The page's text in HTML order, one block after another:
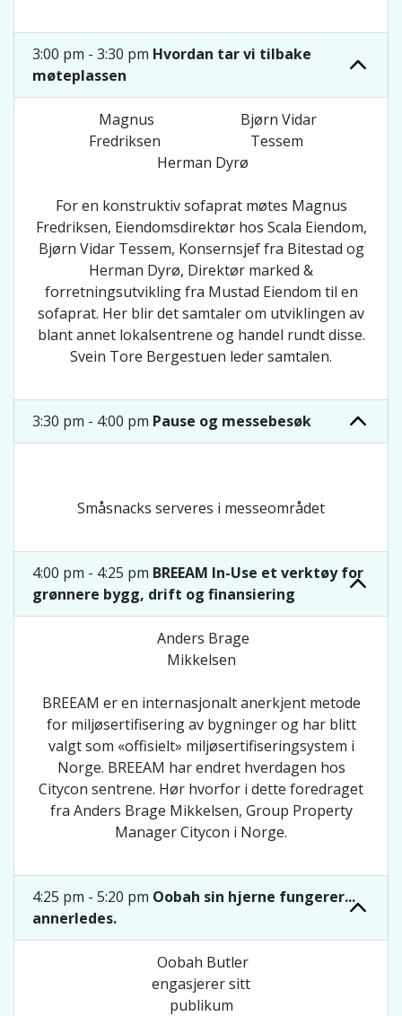
3:00 pm - 3:30 pm Hvordan tar vi tilbake
møteplassen
For en konstruktiv sofaprat møtes Magnus
Fredriksen, Eiendomsdirektør hos Scala Eiendom,
Bjørn Vidar Tessem, Konsernsjef fra Bitestad og
Herman Dyrø, Direktør marked &
forretningsutvikling fra Mustad Eiendom til en
sofaprat. Her blir det samtaler om utviklingen av
blant annet lokalsentrene og handel rundt disse.
Svein Tore Bergestuen leder samtalen.
Magnus
Fredriksen
Bjørn Vidar
Tessem
Herman Dyrø
3:30 pm - 4:00 pm Pause og messebesøk
Småsnacks serveres i messeområdet
4:00 pm - 4:25 pm BREEAM In-Use et verktøy for
grønnere bygg, drift og finansiering
BREEAM er en internasjonalt anerkjent metode
for miljøsertifisering av bygninger og har blitt
valgt som «offisielt» miljøsertifiseringsystem i
Norge. BREEAM har endret hverdagen hos
Citycon sentrene. Hør hvorfor i dette foredraget
fra Anders Brage Mikkelsen, Group Property
Manager Citycon i Norge.
Anders Brage
Mikkelsen
4:25 pm - 5:20 pm Oobah sin hjerne fungerer...
annerledes.
Oobah Butler
engasjerer sitt
publikum